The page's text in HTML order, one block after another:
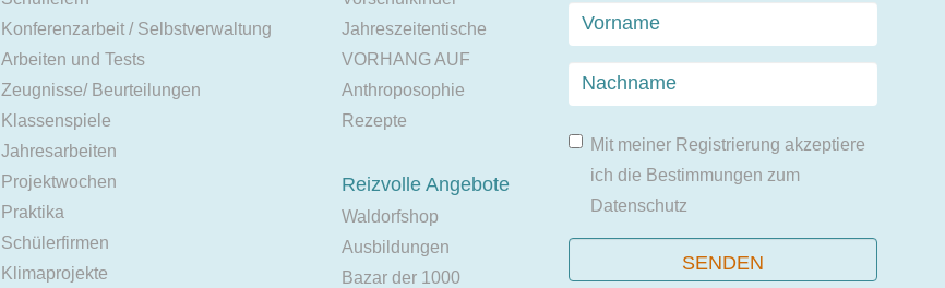
Konferenzarbeit / Selbstverwaltung
Arbeiten und Tests
Zeugnisse/ Beurteilungen
Klassenspiele
Jahresarbeiten
Projektwochen
Praktika
Schülerfirmen
Klimaprojekte
Jahreszeitentische
VORHANG AUF
Anthroposophie
Rezepte
Reizvolle Angebote
Waldorfshop
Ausbildungen
Bazar der 1000
Mit meiner Registrierung akzeptiere
ich die Bestimmungen zum
Datenschutz